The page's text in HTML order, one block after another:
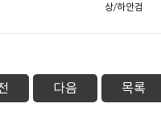
상/하안검
다음 목록